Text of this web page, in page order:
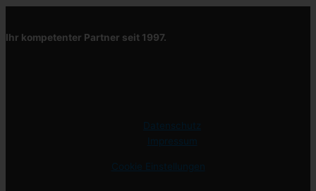
Ihr kompetenter Partner seit 1997.
Datenschutz
Impressum
Cookie Einstellungen